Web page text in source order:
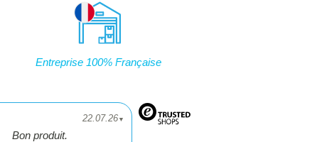
Entreprise 100% Française
22.07.26▼
Bon produit.